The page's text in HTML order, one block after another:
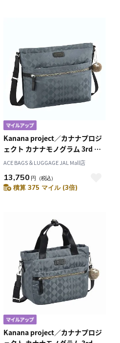
Kanana project／カナナプロジ
ェクト カナナモノグラム 3rd シ
ョルダーバッグ 11912
ACE BAGS＆LUGGAGE JAL Mall店
13,750 円 （税込）
積算 375 マイル (3倍)
Kanana project／カナナプロジ